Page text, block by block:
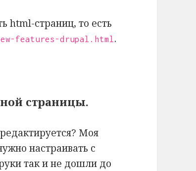
html-страниц, то есть
features-drupal.html.
страницы.
Моя
настраивать с
так и не дошли до